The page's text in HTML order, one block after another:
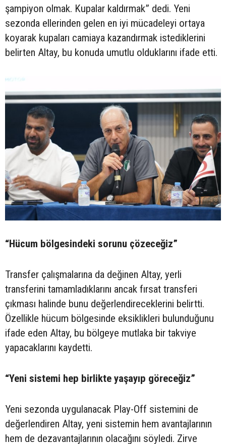
şampiyon olmak. Kupalar kaldırmak” dedi. Yeni
sezonda ellerinden gelen en iyi mücadeleyi ortaya
koyarak kupaları camiaya kazandırmak istediklerini
belirten Altay, bu konuda umutlu olduklarını ifade etti.
“Hücum bölgesindeki sorunu çözeceğiz”
Transfer çalışmalarına da değinen Altay, yerli
transferini tamamladıklarını ancak fırsat transferi
çıkması halinde bunu değerlendireceklerini belirtti.
Özellikle hücum bölgesinde eksiklikleri bulunduğunu
ifade eden Altay, bu bölgeye mutlaka bir takviye
yapacaklarını kaydetti.
“Yeni sistemi hep birlikte yaşayıp göreceğiz”
Yeni sezonda uygulanacak Play-Off sistemini de
değerlendiren Altay, yeni sistemin hem avantajlarının
hem de dezavantajlarının olacağını söyledi. Zirve